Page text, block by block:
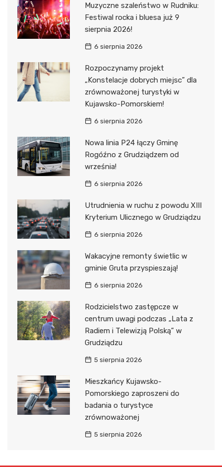
Muzyczne szaleństwo w Rudniku:
Festiwal rocka i bluesa już 9
sierpnia 2026!
6 sierpnia 2026
Rozpoczynamy projekt
„Konstelacje dobrych miejsc” dla
zrównoważonej turystyki w
Kujawsko-Pomorskiem!
6 sierpnia 2026
Nowa linia P24 łączy Gminę
Rogóźno z Grudziądzem od
września!
6 sierpnia 2026
Utrudnienia w ruchu z powodu XIII
Kryterium Ulicznego w Grudziądzu
6 sierpnia 2026
Wakacyjne remonty świetlic w
gminie Gruta przyspieszają!
6 sierpnia 2026
Rodzicielstwo zastępcze w
centrum uwagi podczas „Lata z
Radiem i Telewizją Polską” w
Grudziądzu
5 sierpnia 2026
Mieszkańcy Kujawsko-
Pomorskiego zaproszeni do
badania o turystyce
zrównoważonej
5 sierpnia 2026